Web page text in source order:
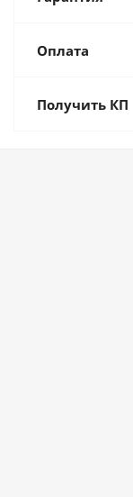
Оплата
Получить КП